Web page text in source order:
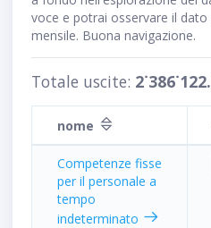
voce e potrai osservare il
mensile. Buona navigazione.
Totale uscite:
nome
Competenze fisse
per il personale a
tempo
indeterminato